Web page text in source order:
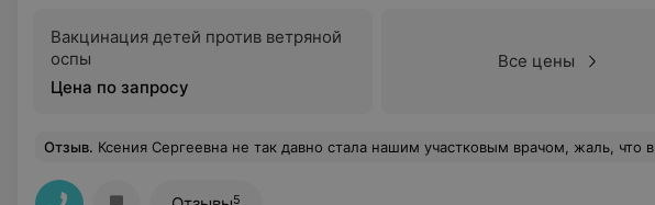
Вакцинация детей против ветряной
оспы
Цена по запросу
Все цены
Отзыв. Ксения Сергеевна не так давно стала нашим участковым врачом, жаль, что в связи с нашим переездом придется сменить врача. Замечательный врач, вопросы не остаются без ответа, как это было с другим участковым, всегда дельные рекомендации, внимательна к ребенку, приятна в общении, двухлетний ребенок всегда в хорошем настроении на приеме.
5